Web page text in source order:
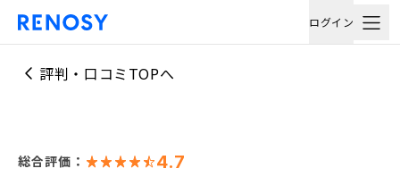
ログイン
評判・口コミTOPへ
総合評価： 4.7